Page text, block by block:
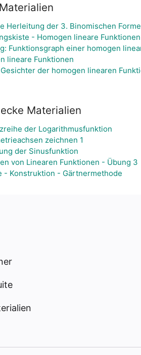
Herleitung der 3. Binomischen
- Homogen lineare Funktionen
Funktionsgraph einer homogen
lineare Funktionen
der homogen linearen
Materialien
der Logarithmusfunktion
zeichnen 1
der Sinusfunktion
von Linearen Funktionen - Übung 3
- Konstruktion - Gärtnermethode